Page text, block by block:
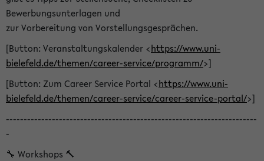
Bewerbungsunterlagen und
zur Vorbereitung von Vorstellungsgesprächen.
[Button: Veranstaltungskalender <https://www.uni-
bielefeld.de/themen/career-service/programm/>]
[Button: Zum Career Service Portal <https://www.uni-
bielefeld.de/themen/career-service/career-service-portal/>]
-----------------------------------------------------------------------
-
🔧 Workshops 🔨